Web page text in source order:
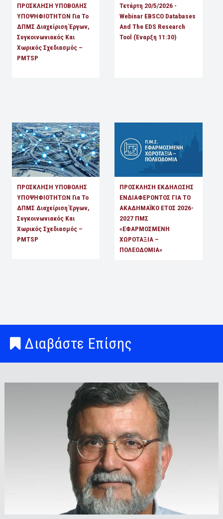
ΠΡΟΣΚΛΗΣΗ ΥΠΟΒΟΛΗΣ
ΥΠΟΨΗΦΙΟΤΗΤΩΝ Για Το
ΔΠΜΣ Διαχείριση Έργων,
Συγκοινωνιακός Και
Χωρικός Σχεδιασμός –
PMTSP
Τετάρτη 20/5/2026 -
Webinar EBSCO Databases
And The EDS Research
Tool (έναρξη 11:30)
ΠΡΟΣΚΛΗΣΗ ΥΠΟΒΟΛΗΣ
ΥΠΟΨΗΦΙΟΤΗΤΩΝ Για Το
ΔΠΜΣ Διαχείριση Έργων,
Συγκοινωνιακός Και
Χωρικός Σχεδιασμός –
PMTSP
ΠΡΟΣΚΛΗΣΗ ΕΚΔΗΛΩΣΗΣ
ΕΝΔΙΑΦΕΡΟΝΤΟΣ ΓΙΑ ΤΟ
ΑΚΑΔΗΜΑΪΚΟ ΕΤΟΣ 2026-
2027 ΠΜΣ
«ΕΦΑΡΜΟΣΜΕΝΗ
ΧΩΡΟΤΑΞΙΑ –
ΠΟΛΕΟΔΟΜΙΑ»
Διαβάστε Επίσης